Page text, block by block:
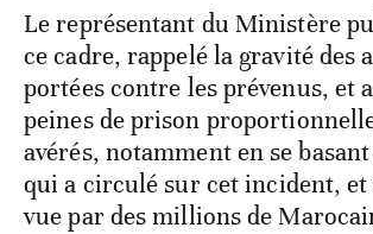
Le représentant du Ministère
ce cadre, rappelé la gravité des
portées contre les prévenus, et
peines de prison
avérés, notamment en se
qui a circulé sur cet incident, et
vue par des millions de